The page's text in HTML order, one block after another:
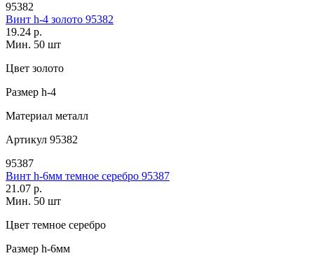
95382
Винт h-4 золото 95382
19.24 р.
Мин. 50 шт
Цвет золото
Размер h-4
Материал металл
Артикул 95382
95387
Винт h-6мм темное серебро 95387
21.07 р.
Мин. 50 шт
Цвет темное серебро
Размер h-6мм